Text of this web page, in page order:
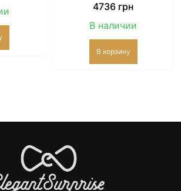
4736 грн
В наличии
В корзину